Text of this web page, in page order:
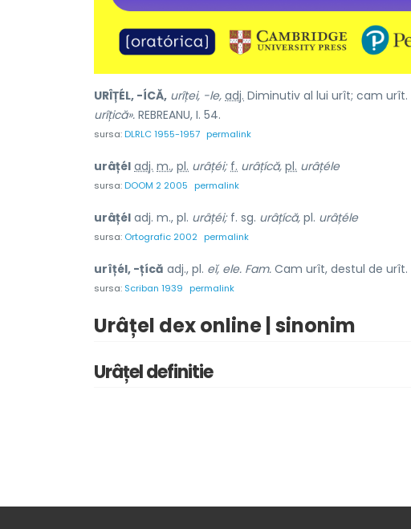
URÎȚÉL, -ÍCĂ, urîței, -le, adj. Diminutiv al lui urît; cam urît.
urîțică». REBREANU, I. 54.
sursa:DLRLC 1955-1957 permalink
urâțél adj. m., pl. urâțéi; f. urâțícă, pl. urâțéle
sursa:DOOM 2 2005 permalink
urâțél adj. m., pl. urâțéi;f. sg. urâțícă, pl. urâțéle
sursa: Ortografic 2002 permalink
urîțél, -țícă adj., pl. eĭ, ele. Fam. Cam urît, destul de urît.
sursa: Scriban 1939 permalink
Urâțel dex online | sinonim
Urâțel definitie